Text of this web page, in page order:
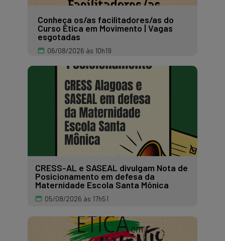
Conheça os/as facilitadores/as do
Curso Ética em Movimento | Vagas
esgotadas
06/08/2026 às 10h19
CRESS-AL e SASEAL divulgam Nota de
Posicionamento em defesa da
Maternidade Escola Santa Mônica
05/08/2026 às 17h51